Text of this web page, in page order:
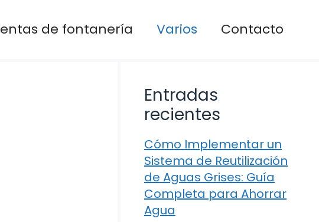
de fontanería Varios Contacto
Entradas
recientes
Cómo Implementar un
Sistema de Reutilización
de Aguas Grises: Guía
Completa para Ahorrar
Agua